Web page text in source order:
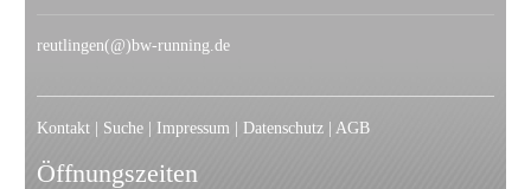
reutlingen(@)bw-running.de
Kontakt | Suche | Impressum | Datenschutz | AGB
Öffnungszeiten